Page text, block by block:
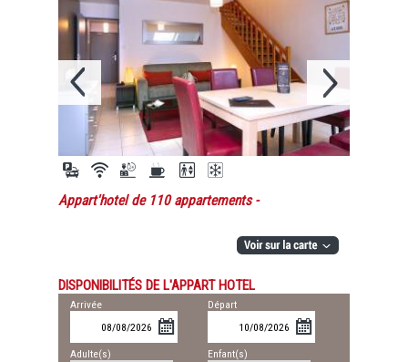
Appart'hotel de 110 appartements-
DISPONIBILITÉS DE L'APPART HOTEL
Arrivée Départ
Adulte(s) Enfant(s)